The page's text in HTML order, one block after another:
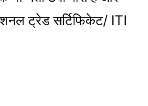
ट्रेड सर्ट‍िफिकेट/ ITI